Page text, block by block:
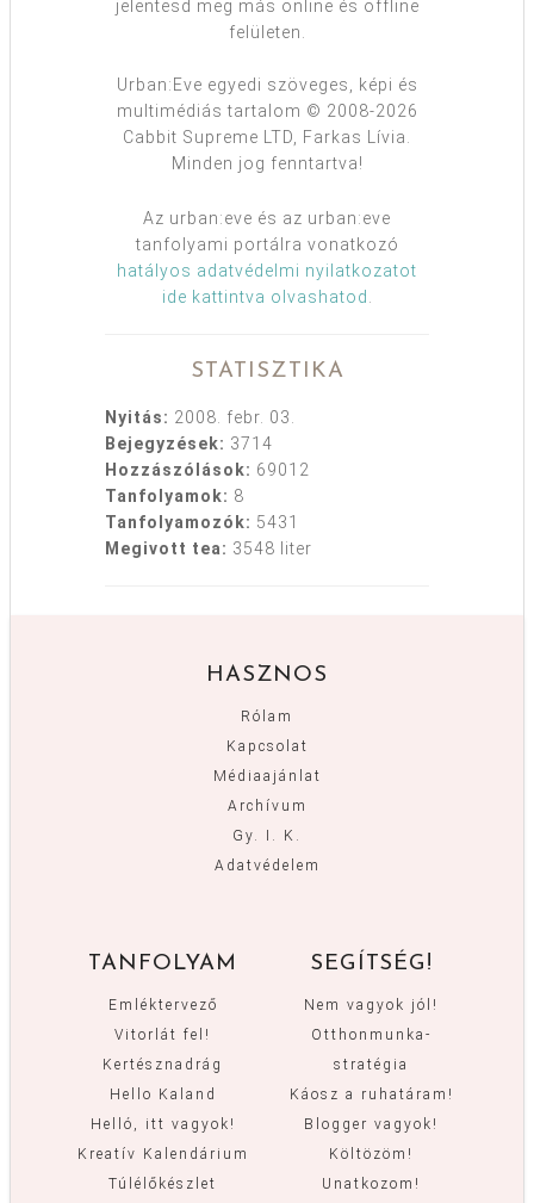
jelentesd meg más online és offline
felületen.
Urban:Eve egyedi szöveges, képi és
multimédiás tartalom © 2008-2026
Cabbit Supreme LTD, Farkas Lívia.
Minden jog fenntartva!
Az urban:eve és az urban:eve
tanfolyami portálra vonatkozó
hatályos adatvédelmi nyilatkozatot
ide kattintva olvashatod
STATISZTIKA
Nyitás: 2008. febr. 03.
Bejegyzések: 3714
Hozzászólások: 69012
Tanfolyamok: 8
Tanfolyamozók: 5431
Megivott tea: 3548 liter
HASZNOS
Rólam
Kapcsolat
Médiaajánlat
Archívum
Gy. I. K.
Adatvédelem
TANFOLYAM
Emléktervező
Vitorlát fel!
Kertésznadrág
Hello Kaland
Helló, itt vagyok!
Kreatív Kalendárium
Túlélőkészlet
SEGÍTSÉG!
Nem vagyok jól!
Otthonmunka-
stratégia
Káosz a ruhatáram!
Blogger vagyok!
Költözöm!
Unatkozom!